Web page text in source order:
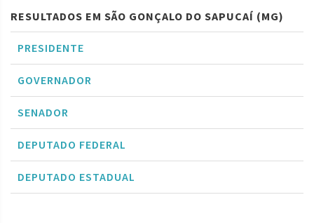
RESULTADOS EM SÃO GONÇALO DO SAPUCAÍ (MG)
PRESIDENTE
GOVERNADOR
SENADOR
DEPUTADO FEDERAL
DEPUTADO ESTADUAL